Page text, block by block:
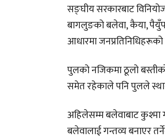
सङ्घीय सरकारबाट
बागलुङको बलेवा, कैया,
आधारमा
पुलको नजिकमा ठूलो
समेत रहेकाले पनि पुलले
अहिलेसम्म बलेवाबाट कुश्मा
बलेवालाई गन्तव्य बनाएर